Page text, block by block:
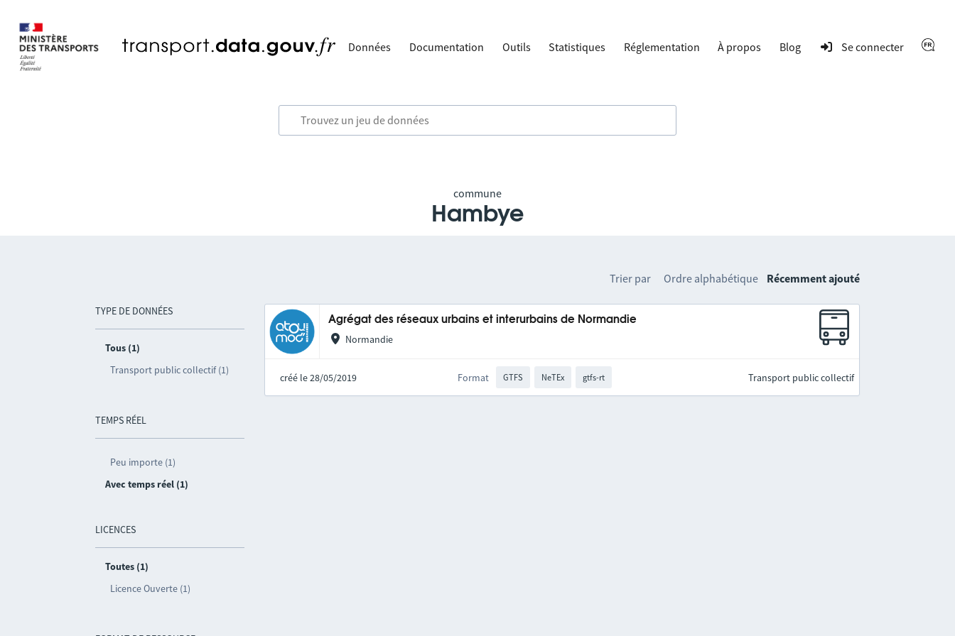
Données Documentation Outils Statistiques Réglementation À propos Blog Se connecter
commune
Hambye
TYPE DE DONNÉES
Tous (1)
Transport public collectif (1)
TEMPS RÉEL
Peu importe (1)
Avec temps réel (1)
LICENCES
Toutes (1)
Licence Ouverte (1)
Trier par Ordre alphabétique Récemment ajouté
Agrégat des réseaux urbains et interurbains de Normandie
Normandie
créé le 28/05/2019 Format GTFS NeTEx gtfs-rt Transport public collectif